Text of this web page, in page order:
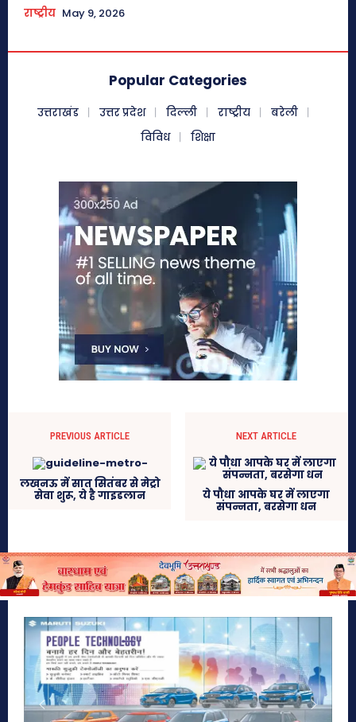
राष्ट्रीय May 9, 2026
Popular Categories
उत्तराखंड उत्तर प्रदेश दिल्ली राष्ट्रीय
बरेली
विविध
शिक्षा
PREVIOUS ARTICLE
लखनऊ में सात सितंबर से मेट्रो
सेवा शुरू, ये है गाइडलान
NEXT ARTICLE
ये पौधा आपके घर में लाएगा
संपन्नता, बरसेगा धन